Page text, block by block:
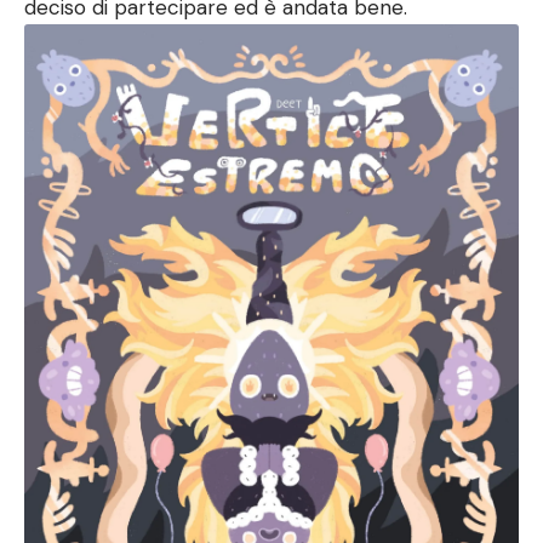
deciso di partecipare ed è andata bene.